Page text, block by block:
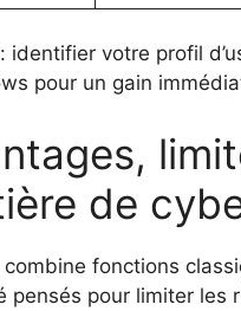
identifier votre profil
pour un gain
de
combine fonctions
pensés pour limiter les